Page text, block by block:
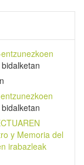
bidalketan
bidalketan
y Memoria del
irabazleak